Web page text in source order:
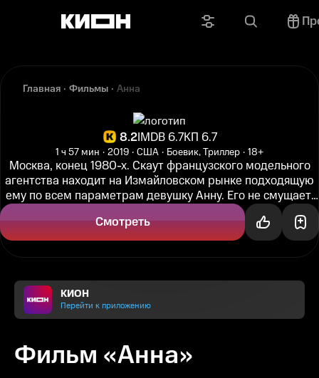
Главная Фильмы Анна
8.2IMDB 6.7КП 6.7
1 ч 57 мин 2019 США Боевик, Триллер 18+
Москва, конец 1980-х. Скаут французского модельного
агентства находит на Измайловском рынке подходящую
ему по всем параметрам девушку Анну. Его не смущает,
Смотреть
КИОН
Перейти к приложению
Фильм «Анна»